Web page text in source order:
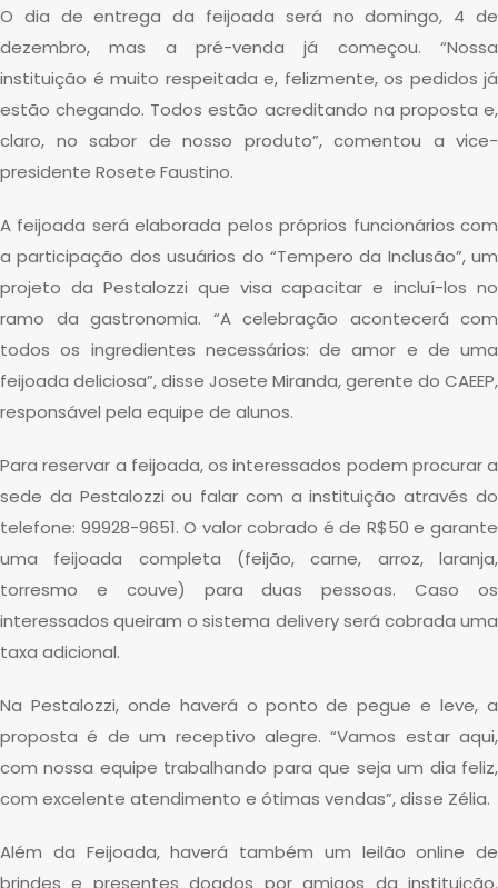
O dia de entrega da feijoada será no domingo, 4 de
dezembro, mas a pré-venda já começou. “Nossa
instituição é muito respeitada e, felizmente, os pedidos já
estão chegando. Todos estão acreditando na proposta e,
claro, no sabor de nosso produto”, comentou a vice-
presidente Rosete Faustino.
A feijoada será elaborada pelos próprios funcionários com
a participação dos usuários do “Tempero da Inclusão”, um
projeto da Pestalozzi que visa capacitar e incluí-los no
ramo da gastronomia. “A celebração acontecerá com
todos os ingredientes necessários: de amor e de uma
feijoada deliciosa”, disse Josete Miranda, gerente do CAEEP,
responsável pela equipe de alunos.
Para reservar a feijoada, os interessados podem procurar a
sede da Pestalozzi ou falar com a instituição através do
telefone: 99928-9651. O valor cobrado é de R$50 e garante
uma feijoada completa (feijão, carne, arroz, laranja,
torresmo e couve) para duas pessoas. Caso os
interessados queiram o sistema delivery será cobrada uma
taxa adicional.
Na Pestalozzi, onde haverá o ponto de pegue e leve, a
proposta é de um receptivo alegre. “Vamos estar aqui,
com nossa equipe trabalhando para que seja um dia feliz,
com excelente atendimento e ótimas vendas”, disse Zélia.
Além da Feijoada, haverá também um leilão online de
brindes e presentes doados por amigos da instituição.